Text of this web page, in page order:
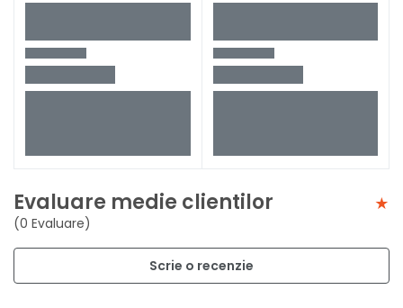
Evaluare medie clientilor
(0 Evaluare)
Scrie o recenzie